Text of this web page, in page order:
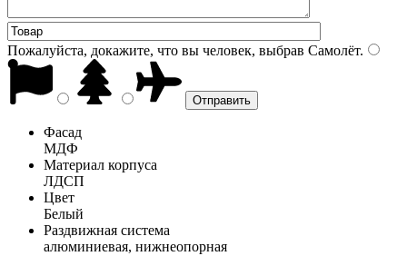
Пожалуйста, докажите, что вы человек, выбрав Самолёт.
Фасад
МДФ
Материал корпуса
ЛДСП
Цвет
Белый
Раздвижная система
алюминиевая, нижнеопорная